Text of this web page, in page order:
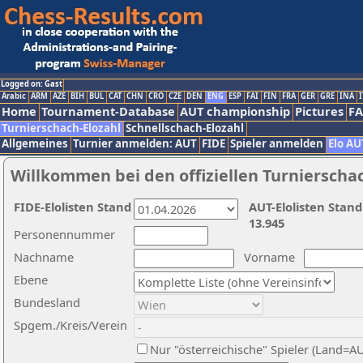
Logged on: Gast
Arabic ARM AZE BIH BUL CAT CHN CRO CZE DEN ENG ESP FAI FIN FRA GER GRE INA
Home Tournament-Database AUT championship Pictures
Turnierschach-Elozahl Schnellschach-Elozahl
Allgemeines Turnier anmelden: AUT FIDE Spieler anmelden Elo
Willkommen bei den offiziellen
Nachname
Vorname
Ebene
Personennummer
Bundesland
Spgem./Kreis/Verein
Nur "österreichische" Spieler
AUT-Elolisten
13.945
FIDE-Elolisten Stand